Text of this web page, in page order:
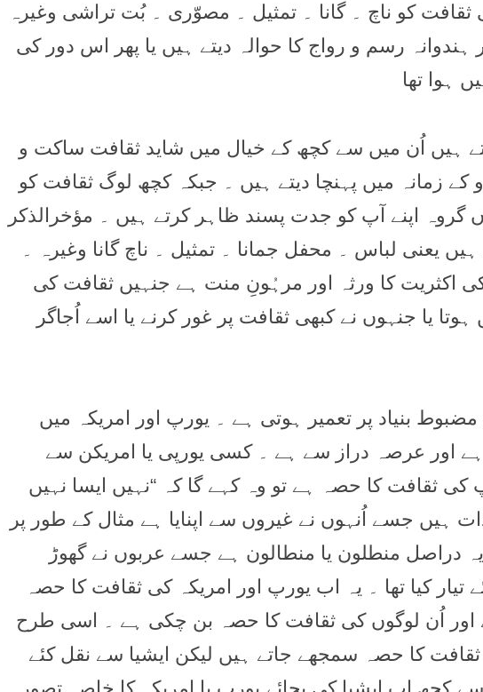
کو ناچ ۔ گانا ۔ تمثیل ۔ مصوّری ۔ بُت تراشی وغیرہ
رسم و رواج کا حوالہ دیتے ہیں یا پھر اس دور کی
ہوا تھا
ہیں اُن میں سے کچھ کے خیال میں شاید ثقافت ساکت و
کے زمانہ میں پہنچا دیتے ہیں ۔ جبکہ کچھ لوگ ثقافت کو
گروہ اپنے آپ کو جدت پسند ظاہر کرتے ہیں ۔ مؤخرالذکر
یعنی لباس ۔ محفل جمانا ۔ تمثیل ۔ ناچ گانا وغیرہ ۔
اکثریت کا ورثہ اور مرہُونِ منت ہے جنہیں ثقافت کی
یا جنہوں نے کبھی ثقافت پر غور کرنے یا اسے اُجاگر
بنیاد پر تعمیر ہوتی ہے ۔ یورپ اور امریکہ میں
اور عرصہ دراز سے ہے ۔ کسی یورپی یا امریکن سے
کی ثقافت کا حصہ ہے تو وہ کہے گا کہ “نہیں ایسا نہیں
جسے اُنہوں نے غیروں سے اپنایا ہے مثال کے طور پر
دراصل منطلون یا منطالون ہے جسے عربوں نے گھوڑ
کیا تھا ۔ یہ اب یورپ اور امریکہ کی ثقافت کا حصہ
اُن لوگوں کی ثقافت کا حصہ بن چکی ہے ۔ اسی طرح
ثقافت کا حصہ سمجھے جاتے ہیں لیکن ایشیا سے نقل کئے